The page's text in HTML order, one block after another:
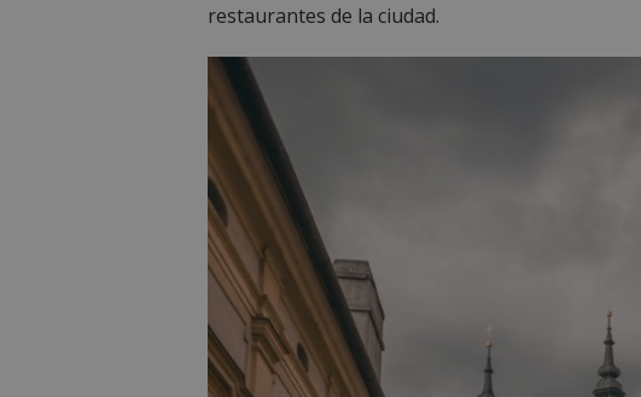
restaurantes de la ciudad.